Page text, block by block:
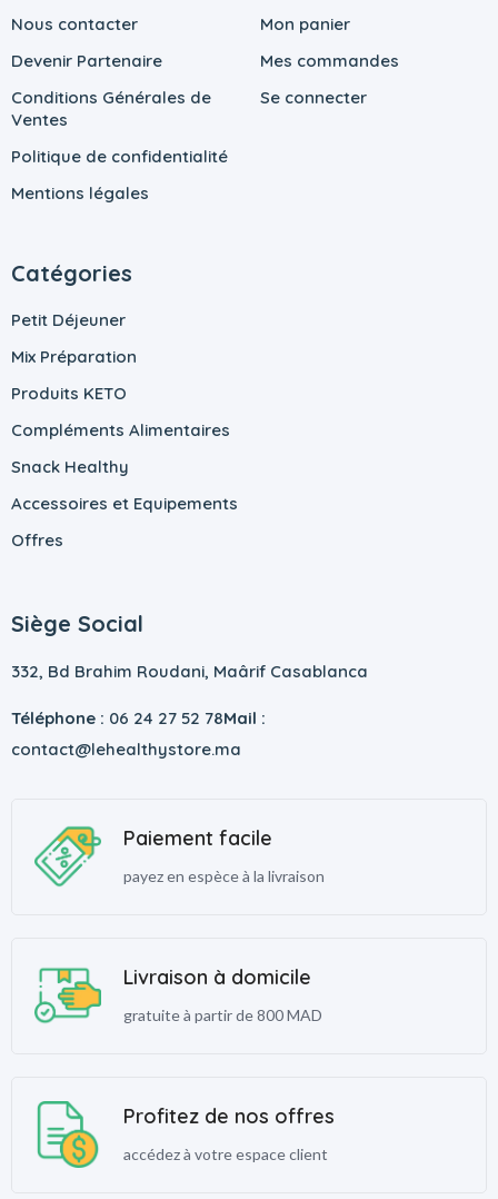
Nous contacter
Devenir Partenaire
Conditions Générales de
Ventes
Politique de confidentialité
Mentions légales
Mon panier
Mes commandes
Se connecter
Catégories
Petit Déjeuner
Mix Préparation
Produits KETO
Compléments Alimentaires
Snack Healthy
Accessoires et Equipements
Offres
Siège Social
332, Bd Brahim Roudani, Maârif Casablanca
Téléphone : 06 24 27 52 78Mail :
contact@lehealthystore.ma
Paiement facile
payez en espèce à la livraison
Livraison à domicile
gratuite à partir de 800 MAD
Profitez de nos offres
accédez à votre espace client